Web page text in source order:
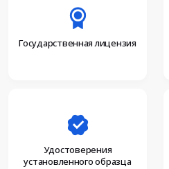
Государственная лицензия
Удостоверения
установленного образца